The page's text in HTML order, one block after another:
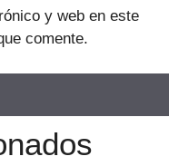
y web en este
comente.